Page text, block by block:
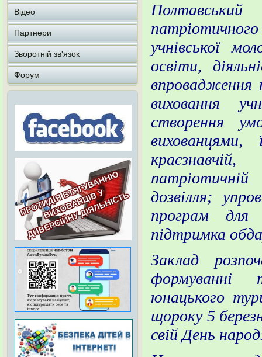
Відео
Партнери
Зворотній зв'язок
Форум
учнівської
освіти,
впровадження
виховання
створення
вихованцями,
дозвілля;
програм для
підтримка
Заклад
формуванні
юнацького
щороку 5
свій День